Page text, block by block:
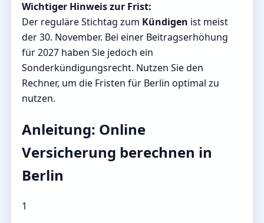
Wichtiger Hinweis zur Frist:
Der reguläre Stichtag zum Kündigen ist meist
der 30. November. Bei einer Beitragserhöhung
für 2027 haben Sie jedoch ein
Sonderkündigungsrecht. Nutzen Sie den
Rechner, um die Fristen für Berlin optimal zu
nutzen.
Anleitung: Online
Versicherung berechnen in
Berlin
1